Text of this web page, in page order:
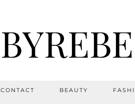
CONTACT BEAUTY